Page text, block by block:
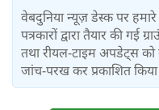
वेबदुनिया न्यूज़ डेस्क पर हमारे
पत्रकारों द्वारा तैयार की गई
तथा रीयल-टाइम अपडेट्स को
जांच-परख कर प्रकाशित किया